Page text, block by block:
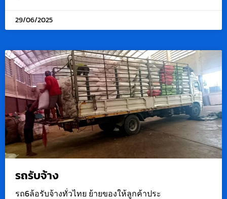
29/06/2025
รถรับจ้าง
รถ6ล้อรับจ้างทั่วไทย ย้ายของให้ลูกค้าประ